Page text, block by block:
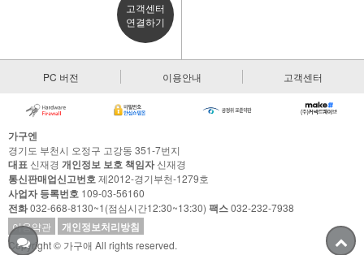
고객센터
연결하기
PC 버전 이용안내 고객센터
가구엔
경기도 부천시 오정구 고강동 351-7번지
대표 신재경 개인정보 보호 책임자신재경
통신판매업신고번호제2012-경기부천-1279호
사업자 등록번호 109-03-56160
전화032-668-8130~1(점심시간12:30~13:30) 팩스032-232-7938
이용약관
개인정보처리방침
Copyright © 가구애 All rights reserved.